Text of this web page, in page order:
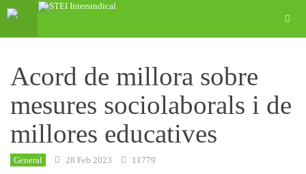
Acord de millora sobre
mesures sociolaborals i de
millores educatives
General 28 Feb 2023 11779